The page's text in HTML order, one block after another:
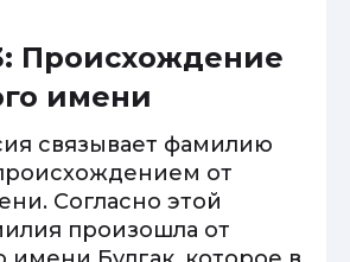
Происхождение
имени
связывает фамилию
от
Согласно этой
произошла от